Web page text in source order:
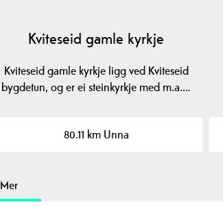
Kviteseid gamle kyrkje
Kviteseid gamle kyrkje ligg ved Kviteseid
bygdetun, og er ei steinkyrkje med m.a.…
80.11 km Unna
Mer